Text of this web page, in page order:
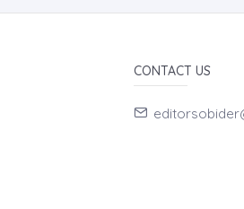
CONTACT US